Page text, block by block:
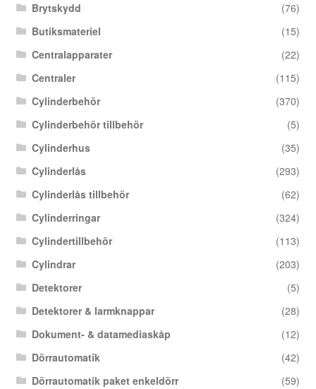
Brytskydd
(76)
Butiksmateriel
(15)
Centralapparater
(22)
Centraler
(115)
Cylinderbehör
(370)
Cylinderbehör tillbehör
(5)
Cylinderhus
(35)
Cylinderlås
(293)
Cylinderlås tillbehör
(62)
Cylinderringar
(324)
Cylindertillbehör
(113)
Cylindrar
(203)
Detektorer
(5)
Detektorer & larmknappar
(28)
Dokument- & datamediaskåp
(12)
Dörrautomatik
(42)
Dörrautomatik paket enkeldörr
(59)